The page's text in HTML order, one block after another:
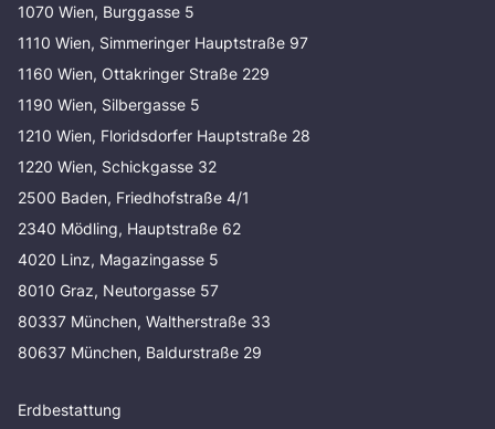
1070 Wien, Burggasse 5
1110 Wien, Simmeringer Hauptstraße 97
1160 Wien, Ottakringer Straße 229
1190 Wien, Silbergasse 5
1210 Wien, Floridsdorfer Hauptstraße 28
1220 Wien, Schickgasse 32
2500 Baden, Friedhofstraße 4/1
2340 Mödling, Hauptstraße 62
4020 Linz, Magazingasse 5
8010 Graz, Neutorgasse 57
80337 München, Waltherstraße 33
80637 München, Baldurstraße 29
Erdbestattung